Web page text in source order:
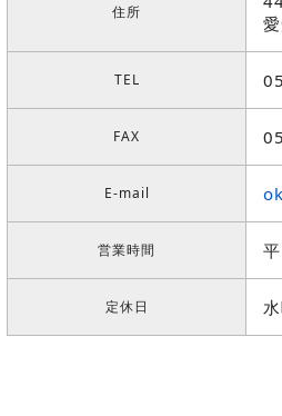
住所
TEL
FAX
E-mail
営業時間
定休日